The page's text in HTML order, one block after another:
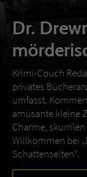
Dr.
Krimi-Couch
privates
umfasst.
amüsante kleine
Charme,
Willkommen bei
Schattenseiten“.